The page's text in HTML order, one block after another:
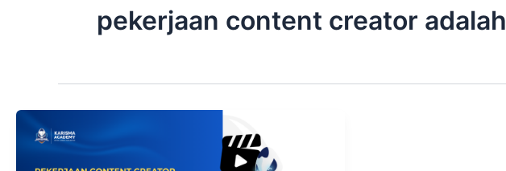
pekerjaan content creator adalah